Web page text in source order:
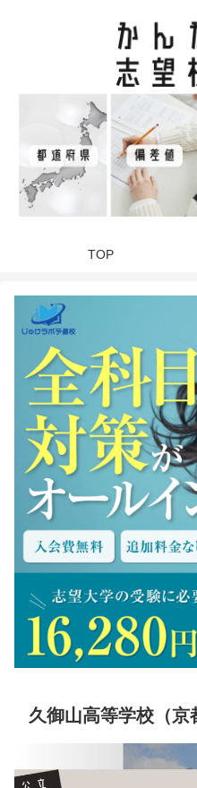
TOP
久御山高等学校（京